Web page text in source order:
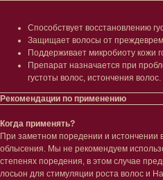
Способствует восстановлению
Защищает волосы от
Поддерживает микробиоту кожи
Препарат назначается при
густоты волос, истончения волос.
Рекомендации по применению
Когда применять?
При заметном поредении и истончении
облысения. Мы не рекомендуем
степенях поредения, в этом случае
лосьон для стимуляции роста волос и